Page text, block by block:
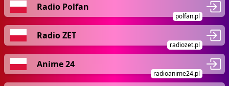
Radio Polfan
polfan.pl
Radio ZET
radiozet.pl
Anime 24
radioanime24.pl